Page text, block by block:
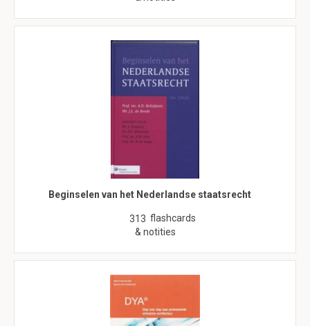
Beginselen van het Nederlandse staatsrecht
313 flashcards
& notities